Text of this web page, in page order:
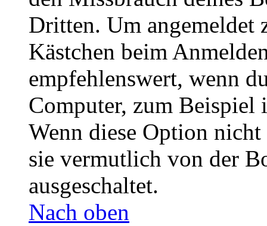
Dritten. Um angemeldet
Kästchen beim
empfehlenswert, wenn
Computer, zum Beispiel
Wenn diese Option
sie vermutlich von der
ausgeschaltet.
Nach oben